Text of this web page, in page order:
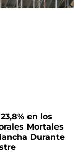
en los
Mortales
Durante